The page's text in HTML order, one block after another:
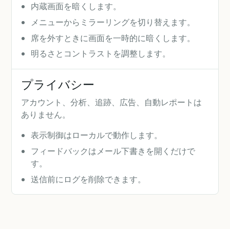
内蔵画面を暗くします。
メニューからミラーリングを切り替えます。
席を外すときに画面を一時的に暗くします。
明るさとコントラストを調整します。
プライバシー
アカウント、分析、追跡、広告、自動レポートは
ありません。
表示制御はローカルで動作します。
フィードバックはメール下書きを開くだけで
す。
送信前にログを削除できます。